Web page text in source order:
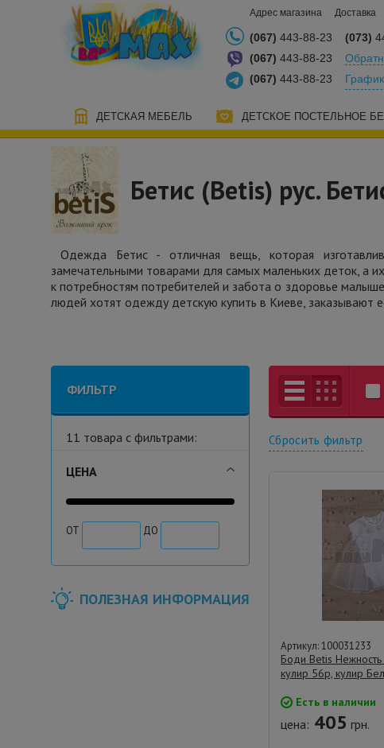
Адрес магазина Доставка
(067) 443-88-23
(067) 443-88-23
(067) 443-88-23
(073)
ДЕТСКАЯ МЕБЕЛЬ ДЕТСКОЕ ПОСТЕЛЬНОЕ
Бетис (Betis) рус.
Одежда Бетис - отличная вещь, которая
замечательными товарами для самых маленьких деток, а
к потребностям потребителей и забота о здоровье
людей хотят одежду детскую купить в Киеве,
ФИЛЬТР
11 товара с фильтрами:
ЦЕНА
ОТ ДО
ПОЛЕЗНАЯ ИНФОРМАЦИЯ
Сбросить фильтр
Артикул: 100031233
Боди Betis
кулир 56р, кулир
Есть в наличии
цена: 405 грн.